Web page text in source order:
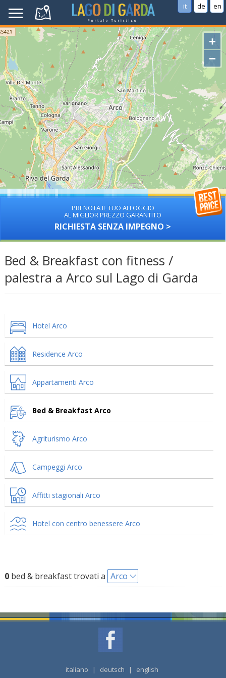
it de en
+
−
PRENOTA IL TUO ALLOGGIO
AL MIGLIOR PREZZO GARANTITO
RICHIESTA SENZA IMPEGNO >
Bed & Breakfast con fitness /
palestra a Arco sul Lago di Garda
Hotel Arco
Residence Arco
Appartamenti Arco
Bed & Breakfast Arco
Agriturismo Arco
Campeggi Arco
Affitti stagionali Arco
Hotel con centro benessere Arco
0bed & breakfast trovati a Arco
italiano | deutsch | english